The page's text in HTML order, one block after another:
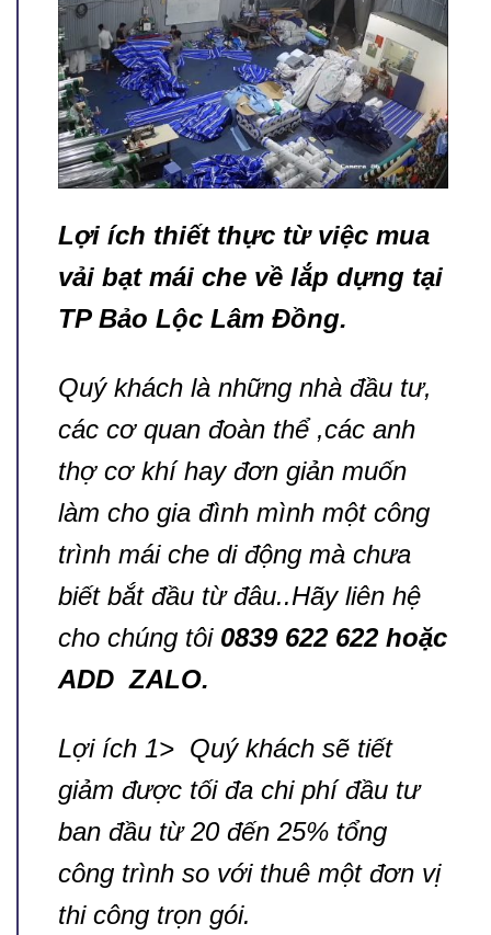
Lợi ích thiết thực từ việc mua
vải bạt mái che về lắp dựng tại
TP Bảo Lộc Lâm Đồng.
Quý khách là những nhà đầu tư,
các cơ quan đoàn thể ,các anh
thợ cơ khí hay đơn giản muốn
làm cho gia đình mình một công
trình mái che di động mà chưa
biết bắt đầu từ đâu..Hãy liên hệ
cho chúng tôi 0839 622 622 hoặc
ADD ZALO.
Lợi ích 1> Quý khách sẽ tiết
giảm được tối đa chi phí đầu tư
ban đầu từ 20 đến 25% tổng
công trình so với thuê một đơn vị
thi công trọn gói.